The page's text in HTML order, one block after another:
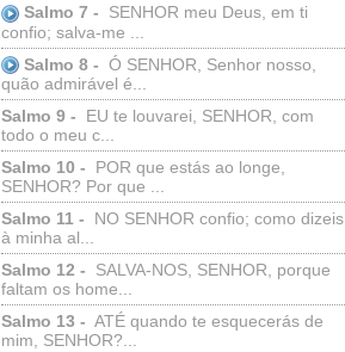
Salmo 7 -
SENHOR meu Deus, em ti
confio; salva-me ...
Salmo 8 - Ó SENHOR, Senhor nosso,
quão admirável é...
Salmo 9 -
EU te louvarei, SENHOR, com
todo o meu c...
Salmo 10 -
POR que estás ao longe,
SENHOR? Por que ...
Salmo 11 -
NO SENHOR confio; como dizeis
à minha al...
Salmo 12 -
SALVA-NOS, SENHOR, porque
faltam os home...
Salmo 13 - ATÉ quando te esquecerás de
mim, SENHOR?...